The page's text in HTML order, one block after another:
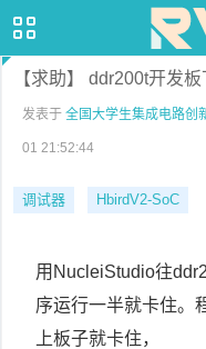
【求助】 ddr200t开发
发表于 全国大学生集成电路创
01 21:52:44
调试器 HbirdV2-SoC
用NucleiStudio往
序运行一半就卡住。
上板子就卡住，